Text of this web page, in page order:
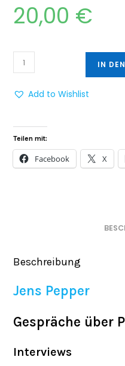
20,00 €
IN
Add to Wishlist
Teilen mit:
Facebook X
Beschreibung
Jens Pepper
Gespräche über
Interviews